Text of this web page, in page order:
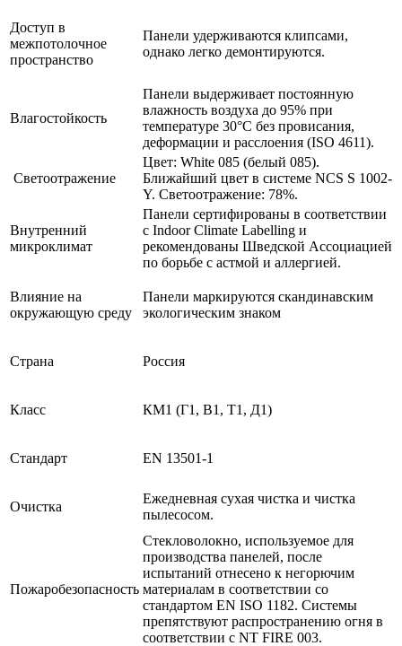
Доступ в
межпотолочное
пространство
Панели удерживаются клипсами,
однако легко демонтируются.
Влагостойкость
Панели выдерживает постоянную
влажность воздуха до 95% при
температуре 30°C без провисания,
деформации и расслоения (ISO 4611).
Светоотражение
Цвет: White 085 (белый 085).
Ближайший цвет в системе NCS S 1002-
Y. Светоотражение: 78%.
Внутренний
микроклимат
Панели сертифированы в соответствии
с Indoor Climate Labelling и
рекомендованы Шведской Ассоциацией
по борьбе с астмой и аллергией.
Влияние на
окружающую среду
Панели маркируются скандинавским
экологическим знаком
Страна Россия
Класс КМ1 (Г1, В1, Т1, Д1)
Стандарт EN 13501-1
Очистка
Ежедневная сухая чистка и чистка
пылесосом.
Пожаробезопасность
Стекловолокно, используемое для
производства панелей, после
испытаний отнесено к негорючим
материалам в соответствии со
стандартом EN ISO 1182. Системы
препятствуют распространению огня в
соответствии с NT FIRE 003.